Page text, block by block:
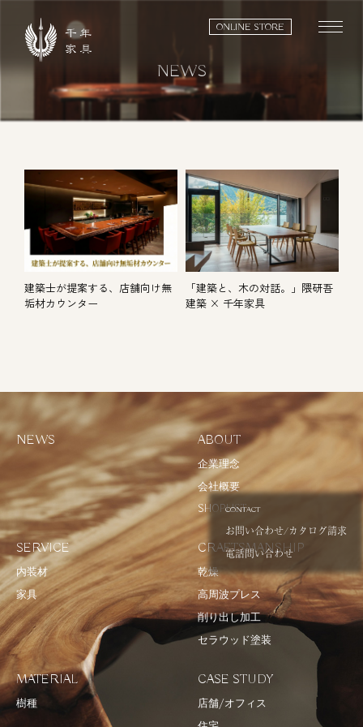
ONLINE STORE
NEWS
建築士が提案する、店舗向け無
垢材カウンター
「建築と、木の対話。」隈研吾
建築 × 千年家具
NEWS ABOUT
企業理念
会社概要
SHOPLIST
SERVICE
内装材
家具
CRAFTSMANSHIP
乾燥
高周波プレス
削り出し加工
セラウッド塗装
MATERIAL
樹種
CASE STUDY
店舗/オフィス
CONTACT
お問い合わせ/カタログ請求
電話問い合わせ